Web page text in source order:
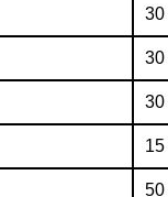
30
30
30
50